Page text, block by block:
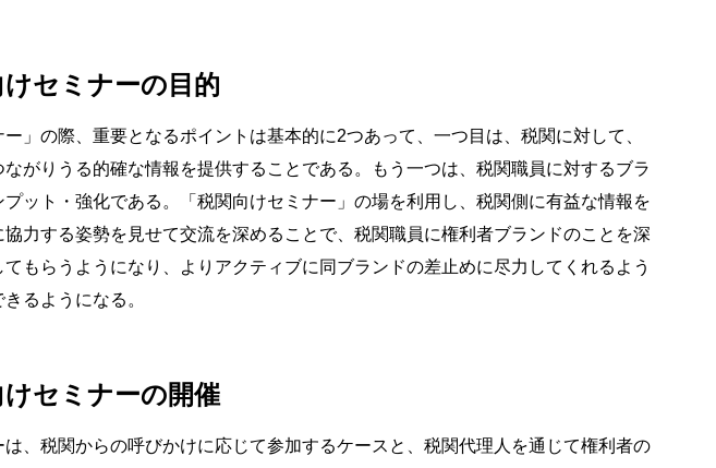
けセミナーの目的
」の際、重要となるポイントは基本的に2つあって、一つ目は、税関に対して、
がりうる的確な情報を提供することである。もう一つは、税関職員に対するブラ
プット・強化である。「税関向けセミナー」の場を利用し、税関側に有益な情報を
力する姿勢を見せて交流を深めることで、税関職員に権利者ブランドのことを深
てもらうようになり、よりアクティブに同ブランドの差止めに尽力してくれるよう
るようになる。
けセミナーの開催
、税関からの呼びかけに応じて参加するケースと、税関代理人を通じて権利者の